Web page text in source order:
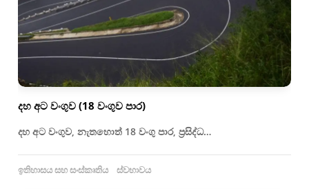
දහ අට වංගුව (18 වංගුව පාර)
දහ අට වංගුව, නැතහොත් 18 වංගු පාර, ප්‍රසිද්ධ…
ඉතිහාසය සහ සංස්කෘතිය ස්වභාවය